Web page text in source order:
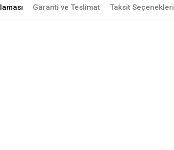
Garanti ve Teslimat Taksit Seçenekleri